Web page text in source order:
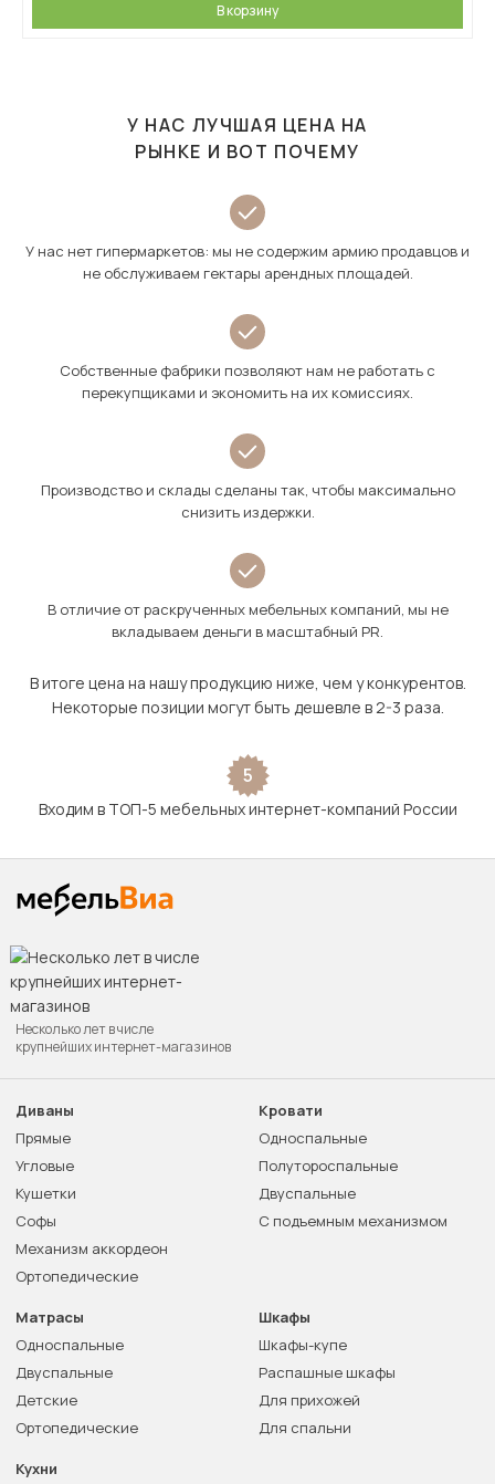
В корзину
У НАС ЛУЧШАЯ ЦЕНА НА
РЫНКЕ И ВОТ ПОЧЕМУ
У нас нет гипермаркетов: мы не содержим армию продавцов и
не обслуживаем гектары арендных площадей.
Собственные фабрики позволяют нам не работать с
перекупщиками и экономить на их комиссиях.
Производство и склады сделаны так, чтобы максимально
снизить издержки.
В отличие от раскрученных мебельных компаний, мы не
вкладываем деньги в масштабный PR.
В итоге цена на нашу продукцию ниже, чем у конкурентов.
Некоторые позиции могут быть дешевле в 2-3 раза.
5
Входим в ТОП-5 мебельных интернет-компаний России
Несколько лет в числе
крупнейших интернет-магазинов
Диваны
Прямые
Угловые
Кушетки
Софы
Механизм аккордеон
Ортопедические
Кровати
Односпальные
Полутороспальные
Двуспальные
С подъемным механизмом
Матрасы
Односпальные
Двуспальные
Детские
Ортопедические
Шкафы
Шкафы-купе
Распашные шкафы
Для прихожей
Для спальни
Кухни